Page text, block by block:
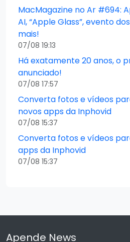
MacMagazine no Ar #694:
AI, “Apple Glass”, evento
mais!
07/08 19:13
Há exatamente 20 anos, o
anunciado!
07/08 17:57
Converta fotos e vídeos
novos apps da Inphovid
07/08 15:37
Converta fotos e vídeos
apps da Inphovid
07/08 15:37
Apende News